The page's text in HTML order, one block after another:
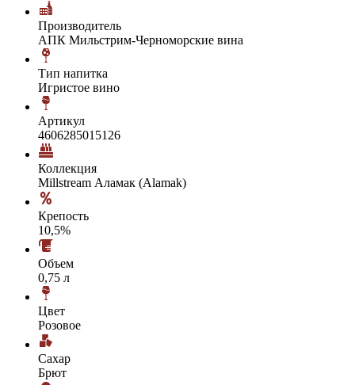
Производитель
АПК Мильстрим-Черноморские вина
Тип напитка
Игристое вино
Артикул
4606285015126
Коллекция
Millstream Аламак (Alamak)
Крепость
10,5%
Объем
0,75 л
Цвет
Розовое
Сахар
Брют